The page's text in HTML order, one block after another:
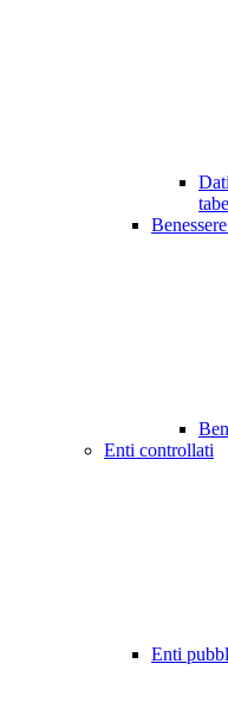
Enti controllati
Enti